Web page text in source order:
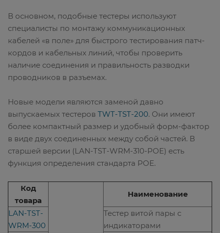
В основном, подобные тестеры используют
специалисты по монтажу коммуникационных
кабелей «в поле» для быстрого тестирования патч-
кордов и кабельных линий, чтобы проверить
наличие соединения и правильность разводки
проводников в разъемах.
Новые модели являются заменой давно
выпускаемых тестеров TWT-TST-200. Они имеют
более компактный размер и удобный форм-фактор
в виде двух соединенных между собой частей. В
старшей версии (LAN-TST-WRM-310-POE) есть
функция определения стандарта POE.
Код
товара
Наименование
LAN-TST-
WRM-300
Тестер витой пары с
индикаторами